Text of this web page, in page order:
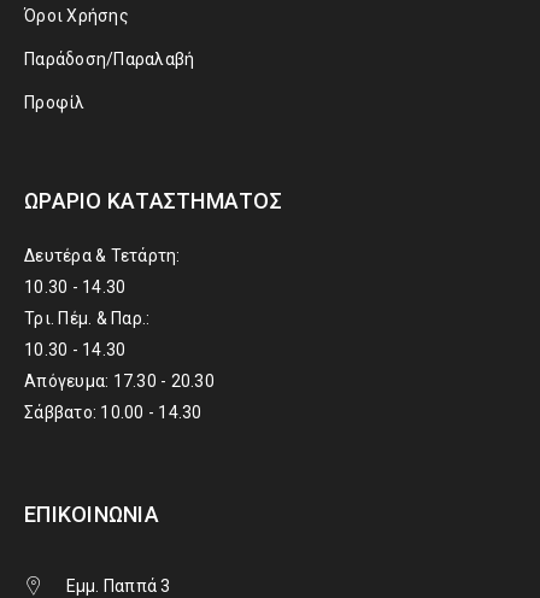
Όροι Χρήσης
Παράδοση/Παραλαβή
Προφίλ
ΩΡΆΡΙΟ ΚΑΤΑΣΤΉΜΑΤΟΣ
Δευτέρα & Τετάρτη:
10.30 - 14.30
Τρι. Πέμ. & Παρ.:
10.30 - 14.30
Απόγευμα: 17.30 - 20.30
Σάββατο: 10.00 - 14.30
ΕΠΙΚΟΙΝΩΝΊΑ
Εμμ. Παππά 3